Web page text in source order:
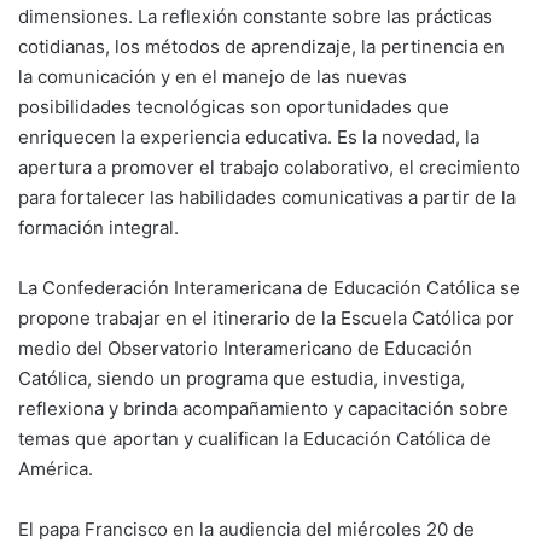
dimensiones. La reflexión constante sobre las prácticas
cotidianas, los métodos de aprendizaje, la pertinencia en
la comunicación y en el manejo de las nuevas
posibilidades tecnológicas son oportunidades que
enriquecen la experiencia educativa. Es la novedad, la
apertura a promover el trabajo colaborativo, el crecimiento
para fortalecer las habilidades comunicativas a partir de la
formación integral.
La Confederación Interamericana de Educación Católica se
propone trabajar en el itinerario de la Escuela Católica por
medio del Observatorio Interamericano de Educación
Católica, siendo un programa que estudia, investiga,
reflexiona y brinda acompañamiento y capacitación sobre
temas que aportan y cualifican la Educación Católica de
América.
El papa Francisco en la audiencia del miércoles 20 de